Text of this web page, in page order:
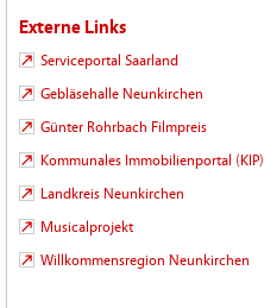
Externe Links
Serviceportal Saarland
Gebläsehalle Neunkirchen
Günter Rohrbach Filmpreis
Kommunales Immobilienportal (KIP)
Landkreis Neunkirchen
Musicalprojekt
Willkommensregion Neunkirchen